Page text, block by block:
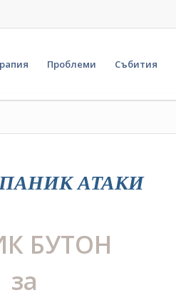
Проблеми Събития
АТАКИ
БУТОН
за